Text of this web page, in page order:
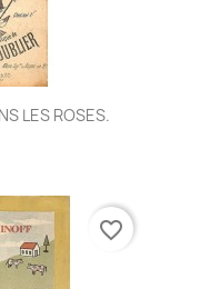
LES ROSES.
favorite_border